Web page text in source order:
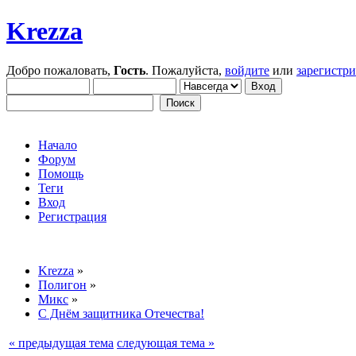
Krezza
Добро пожаловать, Гость. Пожалуйста, войдите или
Начало
Форум
Помощь
Теги
Вход
Регистрация
Krezza »
Полигон »
Микс »
С Днём защитника Отечества!
« предыдущая тема следующая тема »